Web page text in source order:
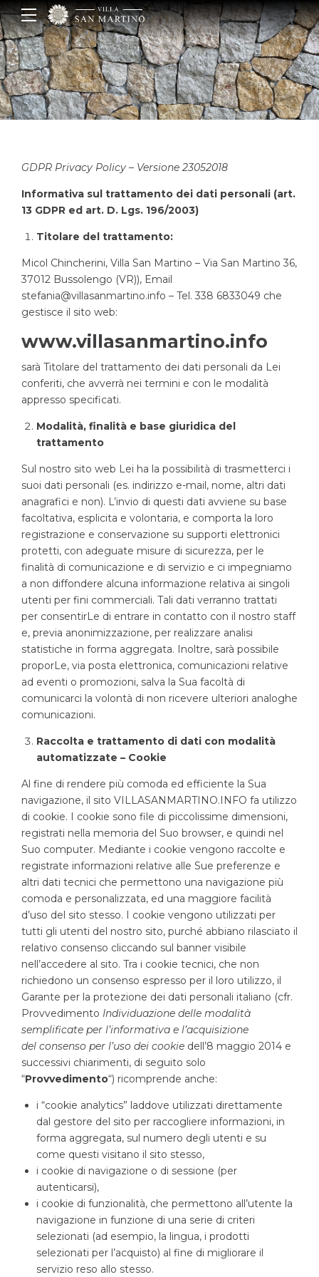
GDPR Privacy Policy – Versione 23052018
Informativa sul trattamento dei dati personali (art.
13 GDPR ed art. D. Lgs. 196/2003)
Titolare del trattamento:
Micol Chincherini, Villa San Martino – Via San Martino 36,
37012 Bussolengo (VR)), Email
stefania@villasanmartino.info – Tel. 338 6833049 che
gestisce il sito web:
www.villasanmartino.info
sarà Titolare del trattamento dei dati personali da Lei
conferiti, che avverrà nei termini e con le modalità
appresso specificati.
Modalità, finalità e base giuridica del
trattamento
Sul nostro sito web Lei ha la possibilità di trasmetterci i
suoi dati personali (es. indirizzo e-mail, nome, altri dati
anagrafici e non). L’invio di questi dati avviene su base
facoltativa, esplicita e volontaria, e comporta la loro
registrazione e conservazione su supporti elettronici
protetti, con adeguate misure di sicurezza, per le
finalità di comunicazione e di servizio e ci impegniamo
a non diffondere alcuna informazione relativa ai singoli
utenti per fini commerciali. Tali dati verranno trattati
per consentirLe di entrare in contatto con il nostro staff
e, previa anonimizzazione, per realizzare analisi
statistiche in forma aggregata. Inoltre, sarà possibile
proporLe, via posta elettronica, comunicazioni relative
ad eventi o promozioni, salva la Sua facoltà di
comunicarci la volontà di non ricevere ulteriori analoghe
comunicazioni.
Raccolta e trattamento di dati con modalità
automatizzate – Cookie
Al fine di rendere più comoda ed efficiente la Sua
navigazione, il sito VILLASANMARTINO.INFO fa utilizzo
di cookie. I cookie sono file di piccolissime dimensioni,
registrati nella memoria del Suo browser, e quindi nel
Suo computer. Mediante i cookie vengono raccolte e
registrate informazioni relative alle Sue preferenze e
altri dati tecnici che permettono una navigazione più
comoda e personalizzata, ed una maggiore facilità
d’uso del sito stesso. I cookie vengono utilizzati per
tutti gli utenti del nostro sito, purché abbiano rilasciato il
relativo consenso cliccando sul banner visibile
nell’accedere al sito. Tra i cookie tecnici, che non
richiedono un consenso espresso per il loro utilizzo, il
Garante per la protezione dei dati personali italiano (cfr.
Provvedimento Individuazione delle modalità
semplificate per l’informativa e l’acquisizione
del consenso per l’uso dei cookie dell’8 maggio 2014 e
successivi chiarimenti, di seguito solo
“Provvedimento“) ricomprende anche:
i “cookie analytics” laddove utilizzati direttamente
dal gestore del sito per raccogliere informazioni, in
forma aggregata, sul numero degli utenti e su
come questi visitano il sito stesso,
i cookie di navigazione o di sessione (per
autenticarsi),
i cookie di funzionalità, che permettono all’utente la
navigazione in funzione di una serie di criteri
selezionati (ad esempio, la lingua, i prodotti
selezionati per l’acquisto) al fine di migliorare il
servizio reso allo stesso.